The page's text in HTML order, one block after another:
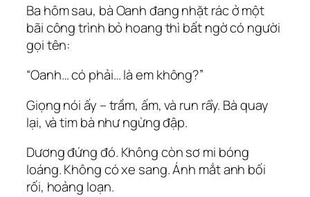
Ba hôm sau, bà Oanh đang nhặt rác ở một
bãi công trình bỏ hoang thì bất ngờ có người
gọi tên:
“Oanh… có phải… là em không?”
Giọng nói ấy – trầm, ấm, và run rẩy. Bà quay
lại, và tim bà như ngừng đập.
Dương đứng đó. Không còn sơ mi bóng
loáng. Không có xe sang. Ánh mắt anh bối
rối, hoảng loạn.